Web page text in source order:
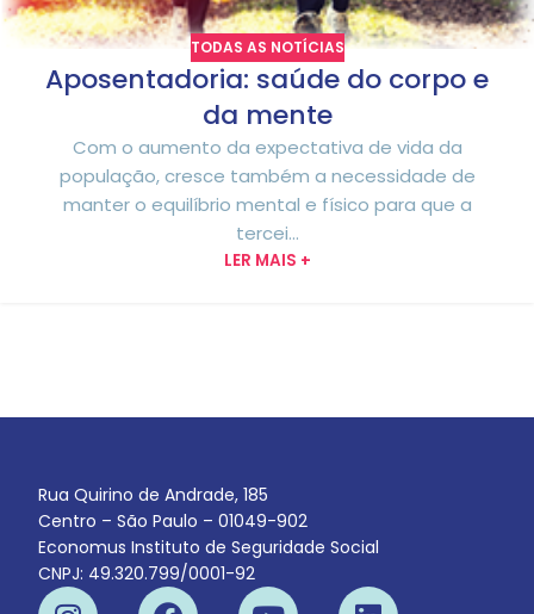
TODAS AS NOTÍCIAS
Aposentadoria: saúde do corpo e
da mente
Com o aumento da expectativa de vida da
população, cresce também a necessidade de
manter o equilíbrio mental e físico para que a
tercei...
LER MAIS +
Rua Quirino de Andrade, 185
Centro – São Paulo – 01049-902
Economus Instituto de Seguridade Social
CNPJ: 49.320.799/0001-92